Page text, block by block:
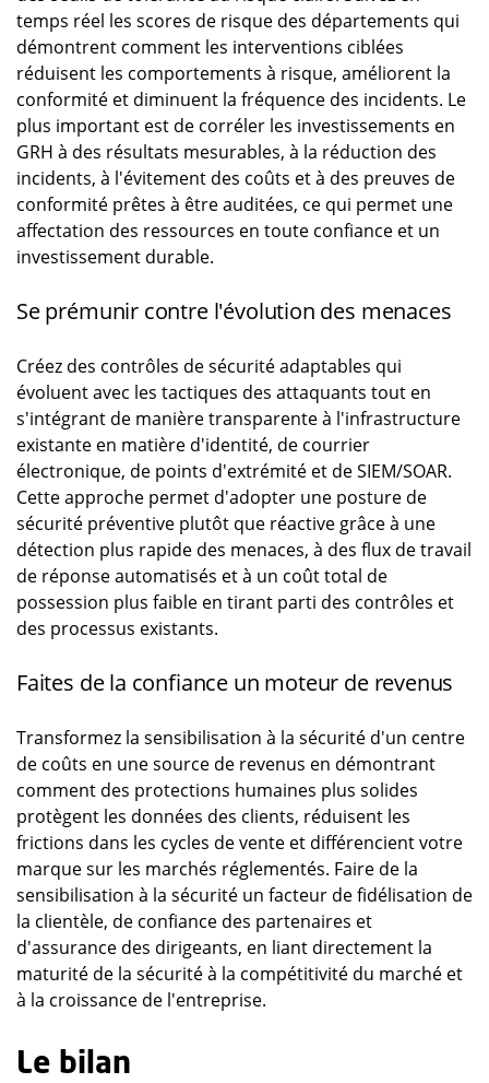
temps réel les scores de risque des départements qui
démontrent comment les interventions ciblées
réduisent les comportements à risque, améliorent la
conformité et diminuent la fréquence des incidents. Le
plus important est de corréler les investissements en
GRH à des résultats mesurables, à la réduction des
incidents, à l'évitement des coûts et à des preuves de
conformité prêtes à être auditées, ce qui permet une
affectation des ressources en toute confiance et un
investissement durable.
Se prémunir contre l'évolution des menaces
Créez des contrôles de sécurité adaptables qui
évoluent avec les tactiques des attaquants tout en
s'intégrant de manière transparente à l'infrastructure
existante en matière d'identité, de courrier
électronique, de points d'extrémité et de SIEM/SOAR.
Cette approche permet d'adopter une posture de
sécurité préventive plutôt que réactive grâce à une
détection plus rapide des menaces, à des flux de travail
de réponse automatisés et à un coût total de
possession plus faible en tirant parti des contrôles et
des processus existants.
Faites de la confiance un moteur de revenus
Transformez la sensibilisation à la sécurité d'un centre
de coûts en une source de revenus en démontrant
comment des protections humaines plus solides
protègent les données des clients, réduisent les
frictions dans les cycles de vente et différencient votre
marque sur les marchés réglementés. Faire de la
sensibilisation à la sécurité un facteur de fidélisation de
la clientèle, de confiance des partenaires et
d'assurance des dirigeants, en liant directement la
maturité de la sécurité à la compétitivité du marché et
à la croissance de l'entreprise.
Le bilan